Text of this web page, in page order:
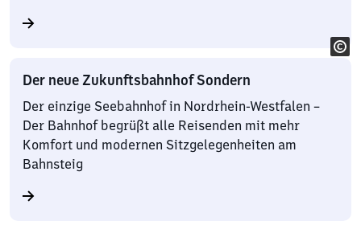
Der neue Zukunftsbahnhof Sondern
Der einzige Seebahnhof in Nordrhein-Westfalen –
Der Bahnhof begrüßt alle Reisenden mit mehr
Komfort und modernen Sitzgelegenheiten am
Bahnsteig